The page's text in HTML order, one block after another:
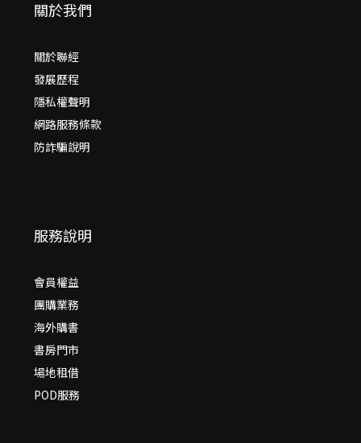
關於我們
關於聯經
發展歷程
隱私權聲明
網路服務條款
防詐騙說明
服務說明
會員權益
團購業務
海外購書
書房門市
場地租借
POD服務